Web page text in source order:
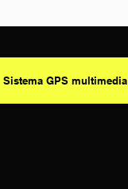
Sistema GPS multimedia